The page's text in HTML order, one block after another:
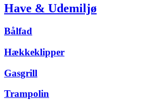
Have & Udemiljø
Bålfad
Hækkeklipper
Gasgrill
Trampolin